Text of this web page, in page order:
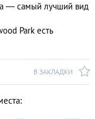
― самый лучший вид
Park есть
В ЗАКЛАДКИ